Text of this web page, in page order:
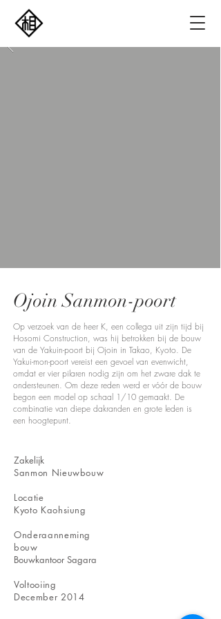
Ojoin Sanmon-poort
Op verzoek van de heer K, een collega uit zijn tijd bij
Hosomi Construction, was hij betrokken bij de bouw
van de Yakuin-poort bij Ojoin in Takao, Kyoto. De
Yakui-mon-poort vereist een gevoel van evenwicht,
omdat er vier pilaren nodig zijn om het zware dak te
ondersteunen. Om deze reden werd er vóór de bouw
begon een model op schaal 1/10 gemaakt. De
combinatie van diepe dakranden en grote leden is
een hoogtepunt.
​Zakelijk
Sanmon Nieuwbouw
​Locatie
Kyoto Kaohsiung​
​Onderaanneming
bouw
Bouwkantoor Sagara
Voltooiing
December 2014